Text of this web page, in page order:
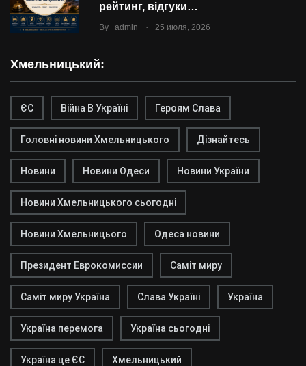
рейтинг, відгуки…
By admin . 25 июля, 2026
Хмельницький:
ЄС Війна В Україні Героям Слава
Головні новини Хмельницького Дізнайтесь
Новини Новини Одеси Новини України
Новини Хмельницького сьогодні
Новини Хмельницього Одеса новини
Президент Еврокомиссии Саміт миру
Саміт миру Україна Слава Україні Україна
Україна перемога Україна сьогодні
Україна це ЄС Хмельницький